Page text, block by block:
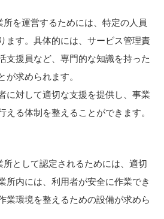
を運営するためには、特定の人員
ます。具体的には、サービス管理責
支援員など、専門的な知識を持った
が求められます。
に対して適切な支援を提供し、事業
える体制を整えることができます。
として認定されるためには、適切
所内には、利用者が安全に作業でき
業環境を整えるための設備が求めら